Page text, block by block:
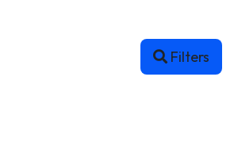
Filters